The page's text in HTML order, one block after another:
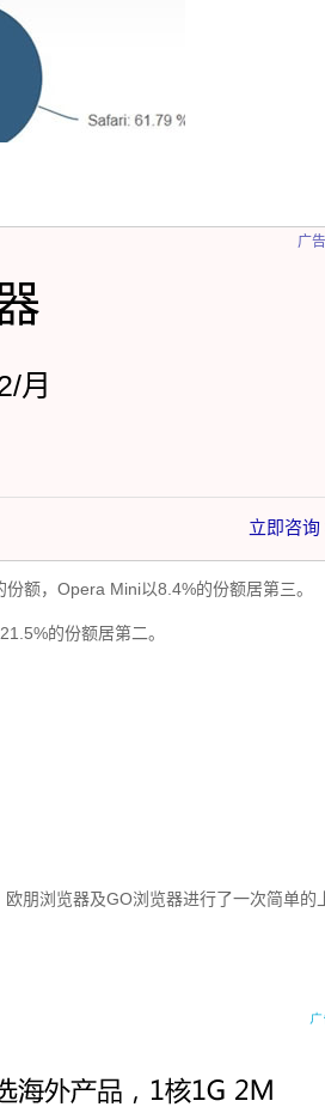
广告
月
立即咨询
额，Opera Mini以8.4%的份额居第三。
的份额居第二。
朋浏览器及GO浏览器进行了一次简单的